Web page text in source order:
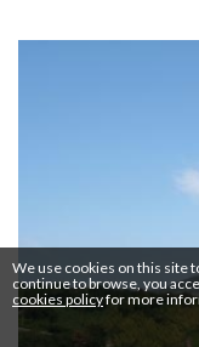
We use cookies on this site
continue to browse, you
cookies policyfor more